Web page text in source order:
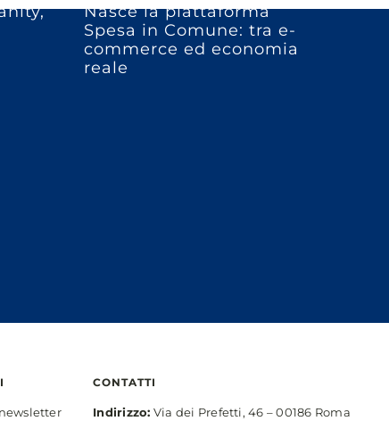
Nasce la piattaforma
Spesa in Comune: tra e-
commerce ed economia
reale
CONTATTI
Indirizzo: Via dei Prefetti, 46 – 00186 Roma